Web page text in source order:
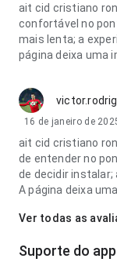
ait cid cristiano
confortável no
mais lenta; a
página deixa uma
16 de janeiro de
ait cid cristiano
de entender no
de decidir instalar;
A página deixa
Ver todas as
Suporte do app